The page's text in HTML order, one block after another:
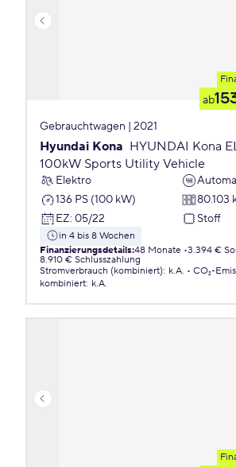
ab
Gebrauchtwagen | 2021
Hyundai Kona HYUNDAI Kona
100kW Sports Utility Vehicle
Elektro
136 PS (100 kW)
80.103
EZ: 05/22 Stoff
in 4 bis 8 Wochen
Finanzierungsdetails:48 Monate 3.394 €
8.910 € Schlusszahlung
Stromverbrauch (kombiniert): k.A.
CO₂-
kombiniert: k.A.